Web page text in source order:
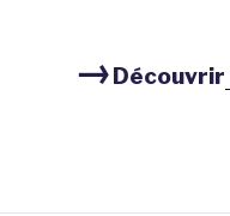
→Découvrir